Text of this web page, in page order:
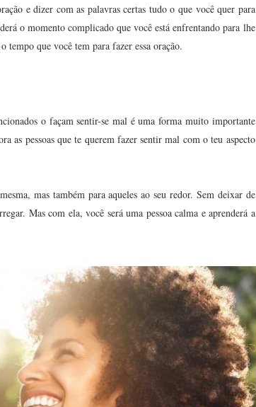
e dizer com as palavras certas tudo o que você quer para
o momento complicado que você está enfrentando para lhe
que você tem para fazer essa oração.
o façam sentir-se mal é uma forma muito importante
as pessoas que te querem fazer sentir mal com o teu aspecto
mas também para aqueles ao seu redor. Sem deixar de
Mas com ela, você será uma pessoa calma e aprenderá a